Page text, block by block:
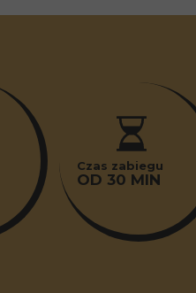
Czas zabiegu
OD 30 MIN